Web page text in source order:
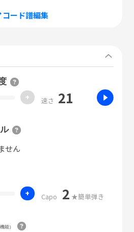
コード譜編集
+ 速さ 21
せん
+ Capo 2 ★簡単弾き
能）